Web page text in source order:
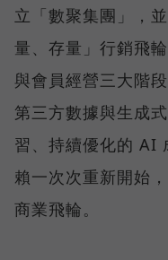
立「數聚集團」，
量、存量」行銷飛
與會員經營三大階
第三方數據與生成
習、持續優化的 AI
賴一次次重新開始
商業飛輪。